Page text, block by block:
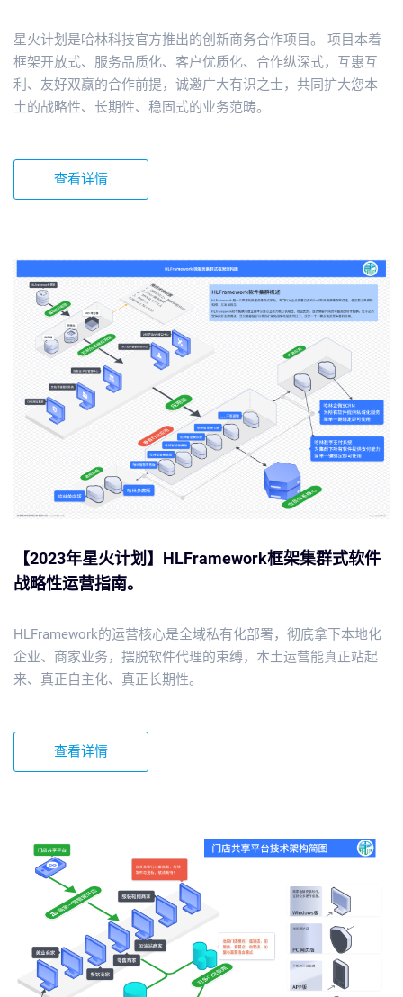
星火计划是哈林科技官方推出的创新商务合作项目。 项目本着
框架开放式、服务品质化、客户优质化、合作纵深式，互惠互
利、友好双赢的合作前提，诚邀广大有识之士，共同扩大您本
土的战略性、长期性、稳固式的业务范畴。
查看详情
【2023年星火计划】HLFramework框架集群式软件
战略性运营指南。
HLFramework的运营核心是全域私有化部署，彻底拿下本地化
企业、商家业务，摆脱软件代理的束缚，本土运营能真正站起
来、真正自主化、真正长期性。
查看详情